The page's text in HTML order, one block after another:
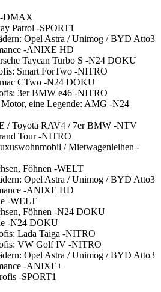
-DMAX
Patrol -SPORT1
Opel Astra / Unimog / BYD Atto3
-ANIXE HD
Taycan Turbo S -N24 DOKU
Smart ForTwo -NITRO
CTwo -N24 DOKU
3er BMW e46 -NITRO
eine Legende: AMG -N24
/ Toyota RAV4 / 7er BMW -NTV
Tour -NITRO
/ Mietwagenleihen -
Föhnen -WELT
Opel Astra / Unimog / BYD Atto3
-ANIXE HD
-WELT
Föhnen -N24 DOKU
-N24 DOKU
Lada Taiga -NITRO
VW Golf IV -NITRO
Opel Astra / Unimog / BYD Atto3
-ANIXE+
-SPORT1